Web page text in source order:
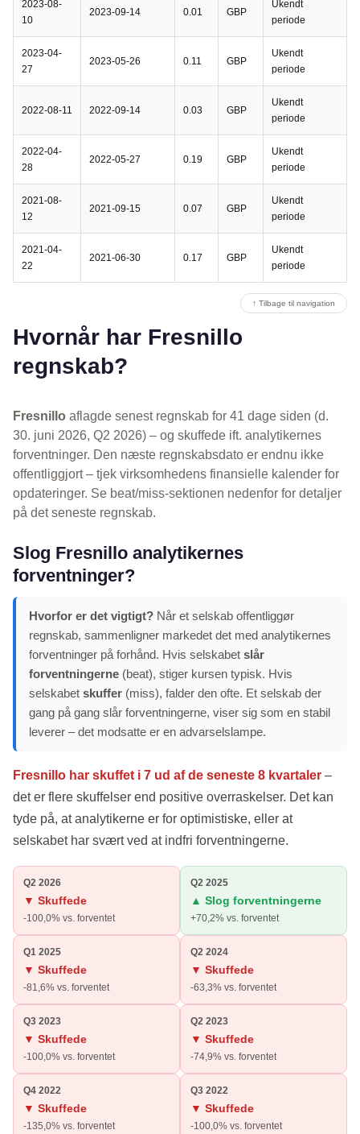
2023-08-
10
2023-09-14 0.01 GBP
Ukendt
periode
2023-04-
27
2023-05-26 0.11 GBP
Ukendt
periode
2022-08-11 2022-09-14 0.03 GBP
Ukendt
periode
2022-04-
28
2022-05-27 0.19 GBP
Ukendt
periode
2021-08-
12
2021-09-15 0.07 GBP
Ukendt
periode
2021-04-
22
2021-06-30 0.17 GBP
Ukendt
periode
↑ Tilbage til navigation
Hvornår har Fresnillo
regnskab?
Fresnillo aflagde senest regnskab for 41 dage siden (d.
30. juni 2026, Q2 2026) – og skuffede ift. analytikernes
forventninger. Den næste regnskabsdato er endnu ikke
offentliggjort – tjek virksomhedens finansielle kalender for
opdateringer. Se beat/miss-sektionen nedenfor for detaljer
på det seneste regnskab.
Slog Fresnillo analytikernes
forventninger?
Hvorfor er det vigtigt? Når et selskab offentliggør
regnskab, sammenligner markedet det med analytikernes
forventninger på forhånd. Hvis selskabet slår
forventningerne (beat), stiger kursen typisk. Hvis
selskabet skuffer (miss), falder den ofte. Et selskab der
gang på gang slår forventningerne, viser sig som en stabil
leverer – det modsatte er en advarselslampe.
Fresnillo har skuffet i 7 ud af de seneste 8 kvartaler –
det er flere skuffelser end positive overraskelser. Det kan
tyde på, at analytikerne er for optimistiske, eller at
selskabet har svært ved at indfri forventningerne.
Q2 2026
▼ Skuffede
-100,0% vs. forventet
Q2 2025
▲ Slog forventningerne
+70,2% vs. forventet
Q1 2025
▼ Skuffede
-81,6% vs. forventet
Q2 2024
▼ Skuffede
-63,3% vs. forventet
Q3 2023
▼ Skuffede
-100,0% vs. forventet
Q2 2023
▼ Skuffede
-74,9% vs. forventet
Q4 2022
▼ Skuffede
-135,0% vs. forventet
Q3 2022
▼ Skuffede
-100,0% vs. forventet